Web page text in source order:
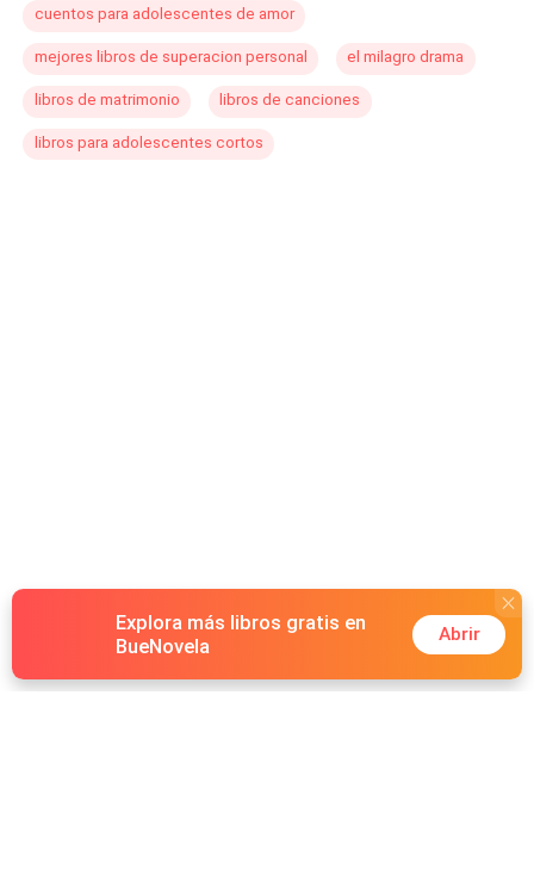
cuentos para adolescentes de amor
mejores libros de superacion personal el milagro drama
libros de matrimonio libros de canciones
libros para adolescentes cortos
Explora más libros gratis en
BueNovela
Abrir